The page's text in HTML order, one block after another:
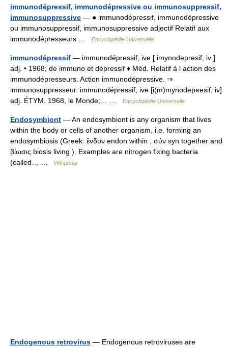
immunodépressif, immunodépressive ou immunosuppressif,
immunosuppressive — ● immunodépressif, immunodépressive
ou immunosuppressif, immunosuppressive adjectif Relatif aux
immunodépresseurs …
Encyclopédie Universelle
immunodépressif — immunodépressif, ive [ imynodepresif, iv ]
adj. • 1968; de immuno et dépressif ♦ Méd. Relatif à l action des
immunodépresseurs. Action immunodépressive. ⇒
immunosuppresseur. immunodépressif, ive [i(m)mynodepʀesif, iv]
adj. ÉTYM. 1968, le Monde;… …
Encyclopédie Universelle
Endosymbiont — An endosymbiont is any organism that lives
within the body or cells of another organism, i.e. forming an
endosymbiosis (Greek: ἔνδον endon within , σύν syn together and
βίωσις biosis living ). Examples are nitrogen fixing bacteria
(called… …
Wikipedia
Endogenous retrovirus — Endogenous retroviruses are